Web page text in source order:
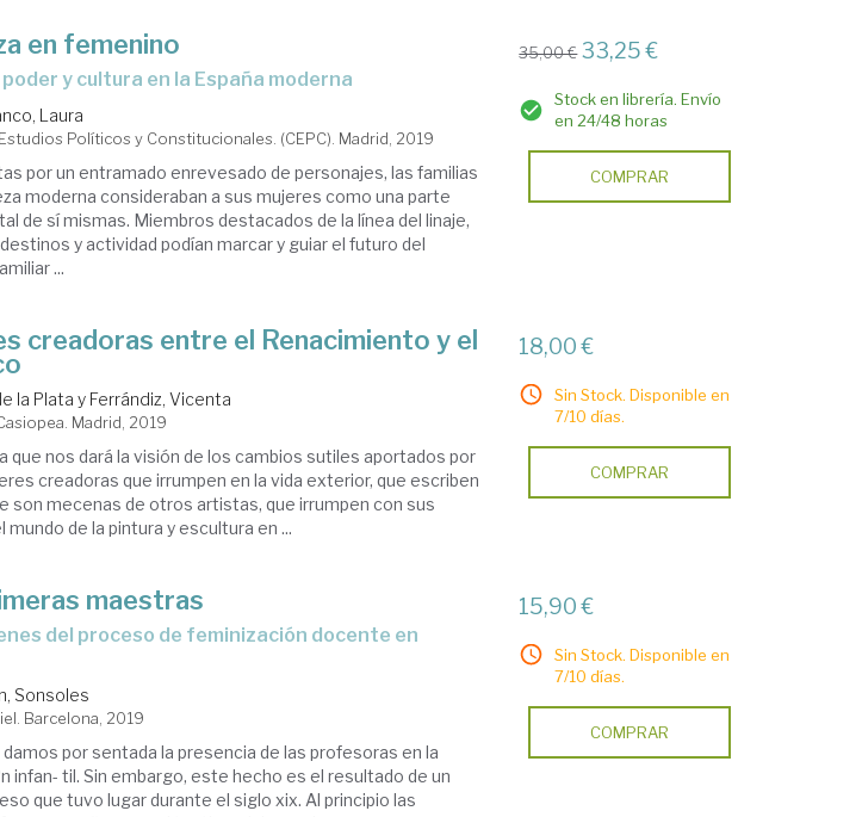
en femenino
poder y cultura en la España moderna
Laura
Políticos y Constitucionales. (CEPC). Madrid, 2019
por un entramado enrevesado de personajes, las familias
moderna consideraban a sus mujeres como una parte
de sí mismas. Miembros destacados de la línea del linaje,
y actividad podían marcar y guiar el futuro del
...
35,00 € 33,25 €
Stock en librería. Envío
en 24/48 horas
COMPRAR
creadoras entre el Renacimiento y el
la Plata y Ferrándiz, Vicenta
Madrid, 2019
que nos dará la visión de los cambios sutiles aportados por
creadoras que irrumpen en la vida exterior, que escriben
son mecenas de otros artistas, que irrumpen con sus
mundo de la pintura y escultura en ...
18,00 €
Sin Stock. Disponible en
7/10 días.
COMPRAR
maestras
Sonsoles
Barcelona, 2019
damos por sentada la presencia de las profesoras en la
infan- til. Sin embargo, este hecho es el resultado de un
que tuvo lugar durante el siglo xix. Al principio las
15,90 €
Sin Stock. Disponible en
7/10 días.
COMPRAR